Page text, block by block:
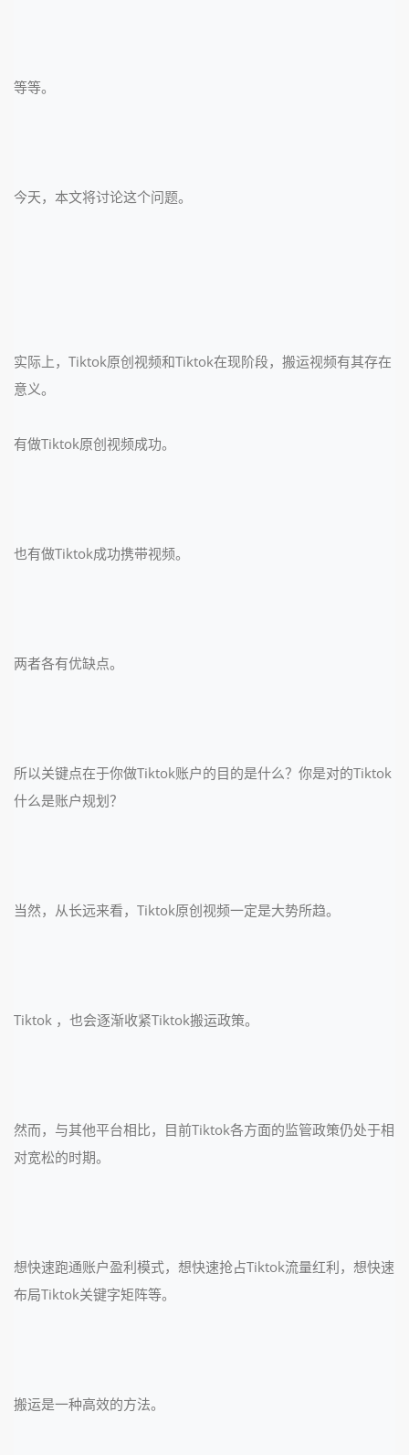
等等。
今天，本文将讨论这个问题。
实际上，Tiktok原创视频和Tiktok在现阶段，搬运视频有其存在
意义。
有做Tiktok原创视频成功。
也有做Tiktok成功携带视频。
两者各有优缺点。
所以关键点在于你做Tiktok账户的目的是什么？你是对的Tiktok
什么是账户规划？
当然，从长远来看，Tiktok原创视频一定是大势所趋。
Tiktok ，也会逐渐收紧Tiktok搬运政策。
然而，与其他平台相比，目前Tiktok各方面的监管政策仍处于相
对宽松的时期。
想快速跑通账户盈利模式，想快速抢占Tiktok流量红利，想快速
布局Tiktok关键字矩阵等。
搬运是一种高效的方法。